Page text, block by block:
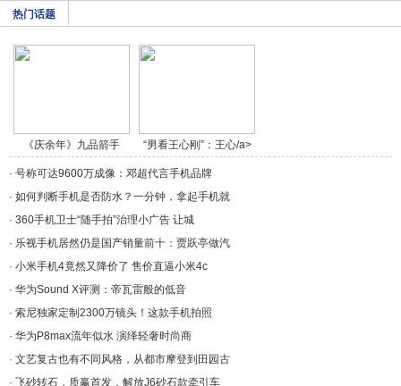
热门话题
《庆余年》九品箭手
燕/a>
“男看王心刚”：王心/a>
· 号称可达9600万成像：邓超代言手机品牌
· 如何判断手机是否防水？一分钟，拿起手机就
· 360手机卫士“随手拍”治理小广告 让城
· 乐视手机居然仍是国产销量前十：贾跃亭做汽
· 小米手机4竟然又降价了 售价直逼小米4c
· 华为Sound X评测：帝瓦雷般的低音
· 索尼独家定制2300万镜头！这款手机拍照
· 华为P8max流年似水 演绎轻奢时尚商
· 文艺复古也有不同风格，从都市摩登到田园古
· 飞砂转石，质赢首发，解放J6砂石款牵引车